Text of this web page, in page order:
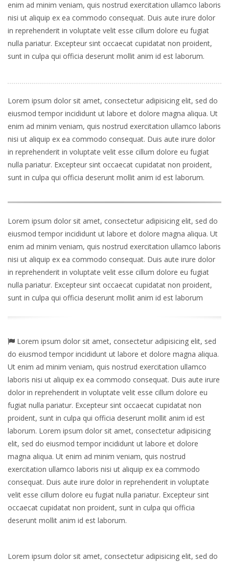
enim ad minim veniam, quis nostrud exercitation ullamco laboris
nisi ut aliquip ex ea commodo consequat. Duis aute irure dolor
in reprehenderit in voluptate velit esse cillum dolore eu fugiat
nulla pariatur. Excepteur sint occaecat cupidatat non proident,
sunt in culpa qui officia deserunt mollit anim id est laborum.
Lorem ipsum dolor sit amet, consectetur adipisicing elit, sed do
eiusmod tempor incididunt ut labore et dolore magna aliqua. Ut
enim ad minim veniam, quis nostrud exercitation ullamco laboris
nisi ut aliquip ex ea commodo consequat. Duis aute irure dolor
in reprehenderit in voluptate velit esse cillum dolore eu fugiat
nulla pariatur. Excepteur sint occaecat cupidatat non proident,
sunt in culpa qui officia deserunt mollit anim id est laborum.
Lorem ipsum dolor sit amet, consectetur adipisicing elit, sed do
eiusmod tempor incididunt ut labore et dolore magna aliqua. Ut
enim ad minim veniam, quis nostrud exercitation ullamco laboris
nisi ut aliquip ex ea commodo consequat. Duis aute irure dolor
in reprehenderit in voluptate velit esse cillum dolore eu fugiat
nulla pariatur. Excepteur sint occaecat cupidatat non proident,
sunt in culpa qui officia deserunt mollit anim id est laborum
Lorem ipsum dolor sit amet, consectetur adipisicing elit, sed
do eiusmod tempor incididunt ut labore et dolore magna aliqua.
Ut enim ad minim veniam, quis nostrud exercitation ullamco
laboris nisi ut aliquip ex ea commodo consequat. Duis aute irure
dolor in reprehenderit in voluptate velit esse cillum dolore eu
fugiat nulla pariatur. Excepteur sint occaecat cupidatat non
proident, sunt in culpa qui officia deserunt mollit anim id est
laborum. Lorem ipsum dolor sit amet, consectetur adipisicing
elit, sed do eiusmod tempor incididunt ut labore et dolore
magna aliqua. Ut enim ad minim veniam, quis nostrud
exercitation ullamco laboris nisi ut aliquip ex ea commodo
consequat. Duis aute irure dolor in reprehenderit in voluptate
velit esse cillum dolore eu fugiat nulla pariatur. Excepteur sint
occaecat cupidatat non proident, sunt in culpa qui officia
deserunt mollit anim id est laborum.
Lorem ipsum dolor sit amet, consectetur adipisicing elit, sed do